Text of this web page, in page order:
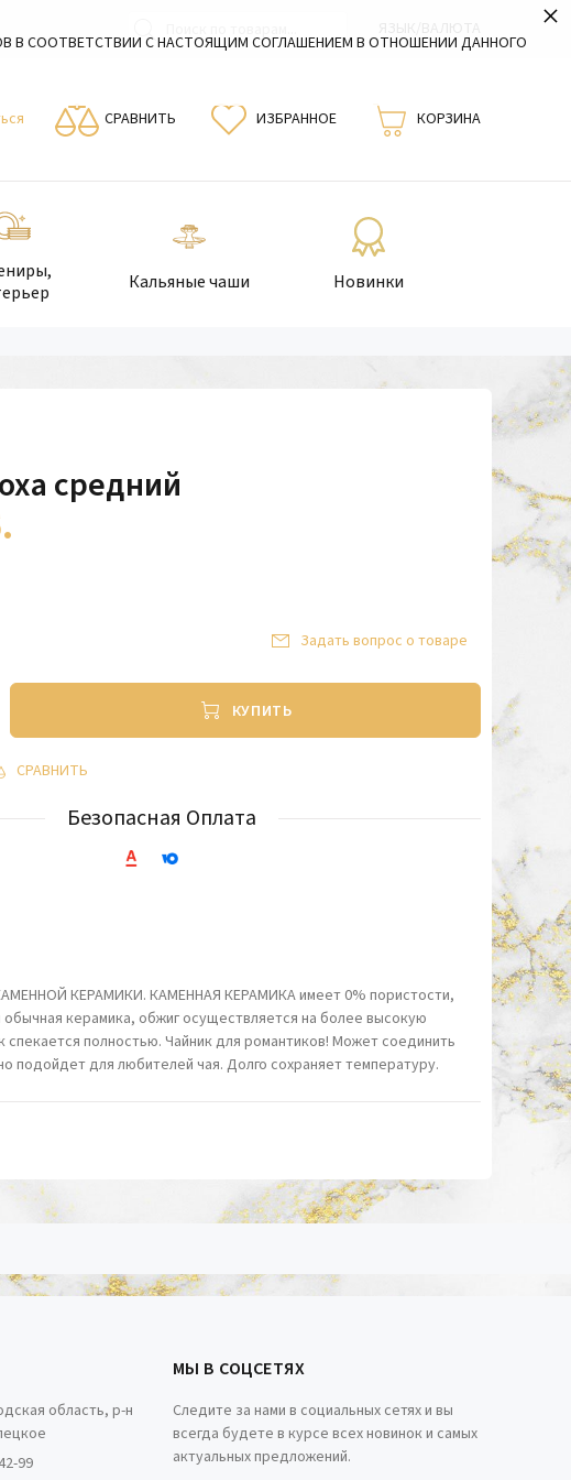
СРАВНИТЬ ИЗБРАННОЕ КОРЗИНА
Кальяные чаши Новинки
средний
Задать вопрос о товаре
КУПИТЬ
СРАВНИТЬ
Безопасная Оплата
КЕРАМИКИ. КАМЕННАЯ КЕРАМИКА имеет 0% пористости,
керамика, обжиг осуществляется на более высокую
спекается полностью. Чайник для романтиков! Может соединить
подойдет для любителей чая. Долго сохраняет температуру.
область, р-н
99
МЫ В СОЦСЕТЯХ
Следите за нами в социальных сетях и вы
всегда будете в курсе всех новинок и самых
актуальных предложений.
В СООТВЕТСТВИИ С НАСТОЯЩИМ СОГЛАШЕНИЕМ В ОТНОШЕНИИ ДАННОГО
×